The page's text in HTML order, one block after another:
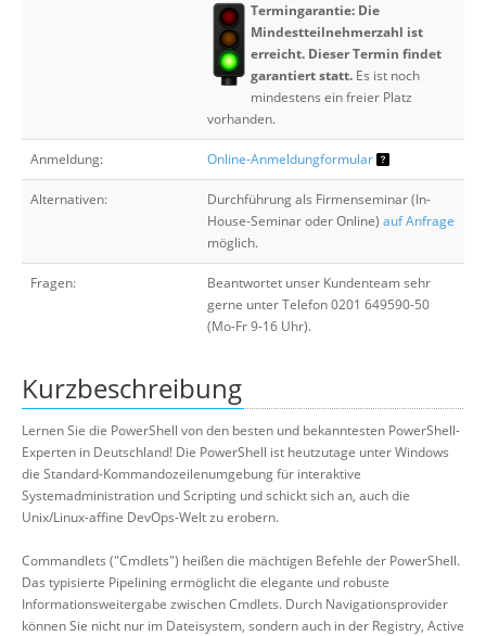
Termingarantie: Die
Mindestteilnehmerzahl ist
erreicht. Dieser Termin findet
garantiert statt. Es ist noch
mindestens ein freier Platz
vorhanden.
Anmeldung: Online-Anmeldungformular
Alternativen:
Durchführung als Firmenseminar (In-
House-Seminar oder Online) auf Anfrage
möglich.
Fragen:
Beantwortet unser Kundenteam sehr
gerne unter Telefon 0201 649590-50
(Mo-Fr 9-16 Uhr).
Kurzbeschreibung
Lernen Sie die PowerShell von den besten und bekanntesten PowerShell-
Experten in Deutschland! Die PowerShell ist heutzutage unter Windows
die Standard-Kommandozeilenumgebung für interaktive
Systemadministration und Scripting und schickt sich an, auch die
Unix/Linux-affine DevOps-Welt zu erobern.
Commandlets ("Cmdlets") heißen die mächtigen Befehle der PowerShell.
Das typisierte Pipelining ermöglicht die elegante und robuste
Informationsweitergabe zwischen Cmdlets. Durch Navigationsprovider
können Sie nicht nur im Dateisystem, sondern auch in der Registry, Active